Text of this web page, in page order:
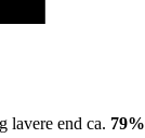
lavere end ca. 79%